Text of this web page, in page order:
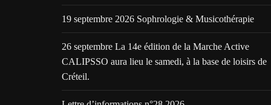
19 septembre 2026 Sophrologie & Musicothérapie
26 septembre La 14e édition de la Marche Active
CALIPSSO aura lieu le samedi, à la base de loisirs de
Créteil.